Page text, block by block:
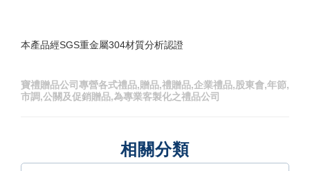
本產品經SGS重金屬304材質分析認證
寶禮贈品公司專營各式禮品,贈品,禮贈品,企業禮品,股東會,年節,
市調,公關及促銷贈品,為專業客製化之禮品公司
相關分類